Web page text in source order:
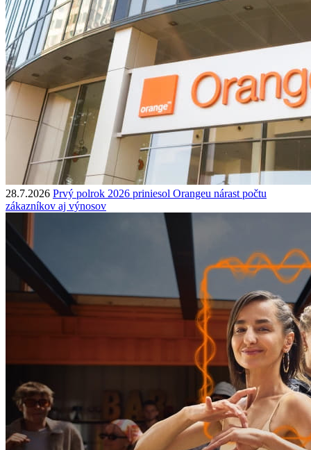
28.7.2026 Prvý polrok 2026 priniesol Orangeu nárast počtu
zákazníkov aj výnosov